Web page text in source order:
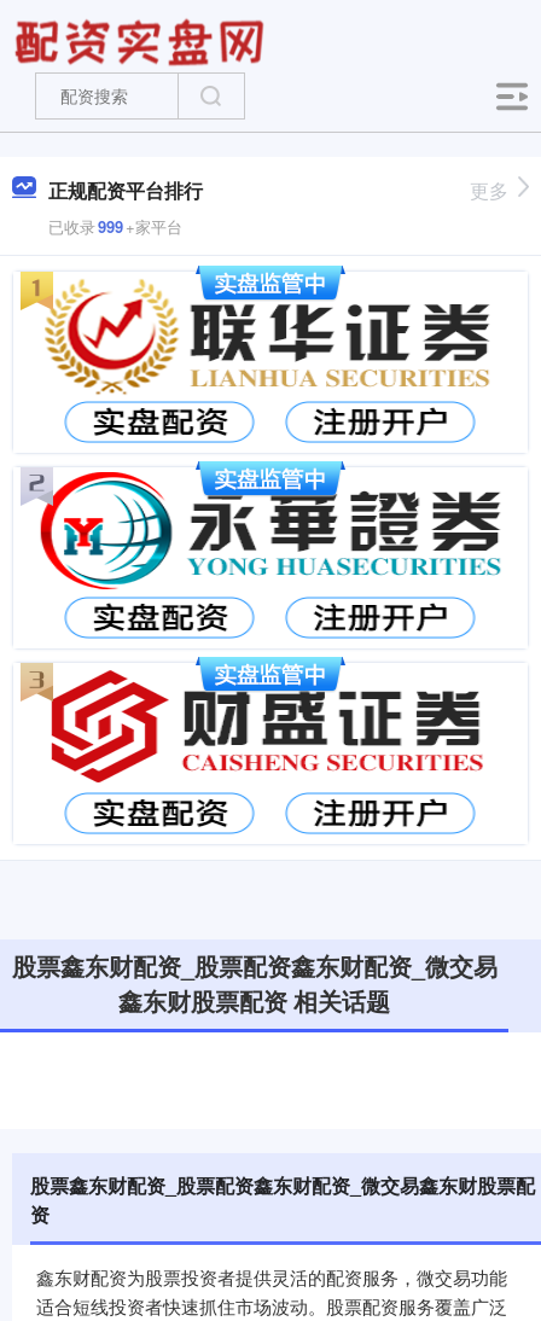
正规配资平台排行
已收录999+家平台
更多
股票鑫东财配资_股票配资鑫东财配资_微交易
鑫东财股票配资 相关话题
股票鑫东财配资_股票配资鑫东财配资_微交易鑫东财股票配
资
鑫东财配资为股票投资者提供灵活的配资服务，微交易功能
适合短线投资者快速抓住市场波动。股票配资服务覆盖广泛